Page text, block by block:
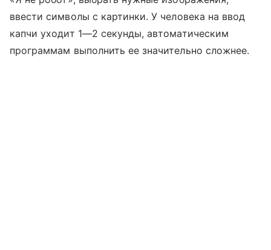
ввести символы с картинки. У человека на ввод
капчи уходит 1—2 секунды, автоматическим
программам выполнить ее значительно сложнее.